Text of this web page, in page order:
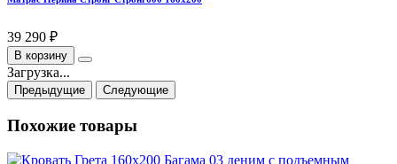
39 290 ₽
В корзину
Загрузка...
Предыдущие Следующие
Похожие товары